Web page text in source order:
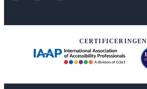
CERTIFICERINGEN